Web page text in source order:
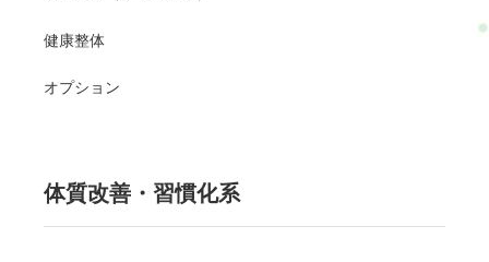
健康整体
オプション
体質改善・習慣化系